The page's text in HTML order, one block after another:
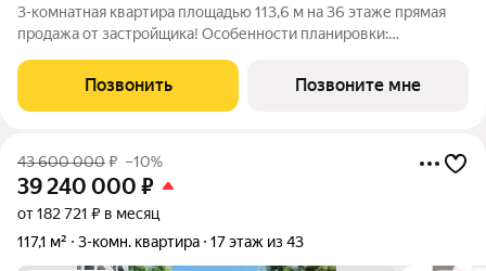
3-комнатная квартира площадью 113,6 м на 36 этаже прямая
продажа от застройщика! Особенности планировки:
постирочная. «Издание» квартал на юго-востоке Москвы,
рядом с транспортно-пересадочным узлом
Позвонить Позвоните мне
43 600 000₽ –10%
39 240 000 ₽
от 182 721 ₽ в месяц
117,1 м²
3-комн. квартира 17 этаж из 43